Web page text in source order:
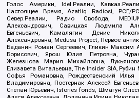
Голос Америки, Idel.Реалии,
Настоящее Время, Azatliq Radiosi, PCE/
Север.Реалии, Радио Свобода,
Александрович, Савицкая Людмила
Евгеньевич, Камалягин Денис
Александровна, Medusa Project, Первое
Баданин Роман Сергеевич, Гликин Максим
Борисович, Ярош Юлия Петровна,
Железнова Мария Михайловна,
Елизавета Витальевна, The Insider SIA,
Софья Романовна, Рождественский Илья
Владимировна, Постернак Алексей
Степан Юрьевич, Istories fonds, Шмагун